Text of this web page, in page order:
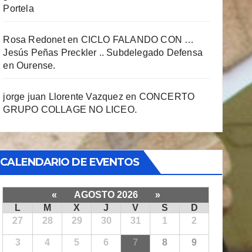
Portela
Rosa Redoneten CICLO FALANDO CON …
Jesús Peñas Preckler .. Subdelegado Defensa
en Ourense.
jorge juan Llorente Vazquez en CONCERTO
GRUPO COLLAGE NO LICEO.
CALENDARIO DE EVENTOS
« AGOSTO 2026
»
L
M X J V S
D
27
28 29 30 31 1 2
3 4 5 6 7 8 9